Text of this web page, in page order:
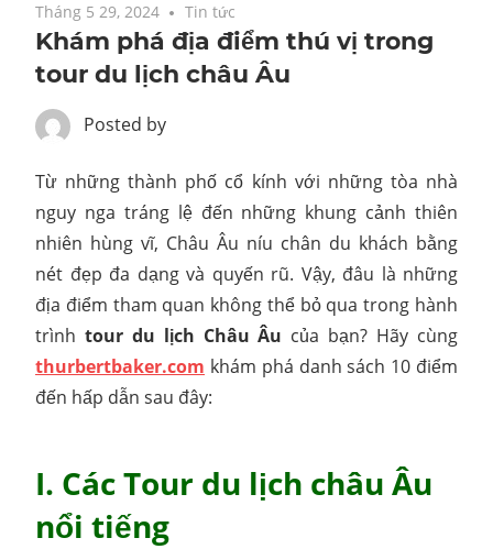
Tháng 5 29, 2024 Tin tức
Khám phá địa điểm thú vị trong
tour du lịch châu Âu
Posted by
Từ những thành phố cổ kính với những tòa nhà
nguy nga tráng lệ đến những khung cảnh thiên
nhiên hùng vĩ, Châu Âu níu chân du khách bằng
nét đẹp đa dạng và quyến rũ. Vậy, đâu là những
địa điểm tham quan không thể bỏ qua trong hành
trình tour du lịch Châu Âu của bạn? Hãy cùng
thurbertbaker.com khám phá danh sách 10 điểm
đến hấp dẫn sau đây:
I. Các Tour du lịch châu Âu
nổi tiếng